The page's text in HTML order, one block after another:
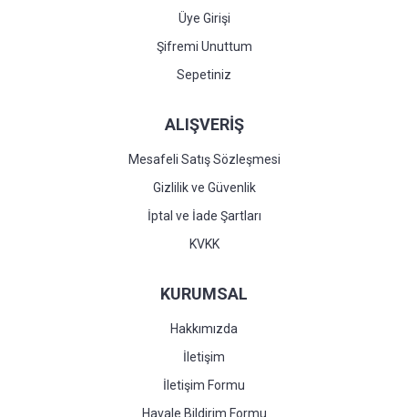
Üye Girişi
Şifremi Unuttum
Sepetiniz
ALIŞVERİŞ
Mesafeli Satış Sözleşmesi
Gizlilik ve Güvenlik
İptal ve İade Şartları
KVKK
KURUMSAL
Hakkımızda
İletişim
İletişim Formu
Havale Bildirim Formu